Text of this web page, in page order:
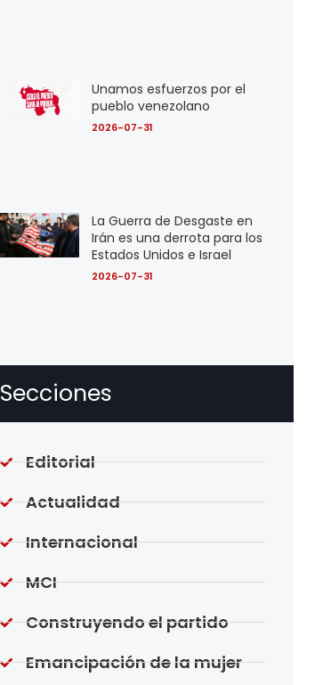
Unamos esfuerzos por el
pueblo venezolano
2026-07-31
La Guerra de Desgaste en
Irán es una derrota para los
Estados Unidos e Israel
2026-07-31
Secciones
Editorial
Actualidad
Internacional
MCI
Construyendo el partido
Emancipación de la mujer